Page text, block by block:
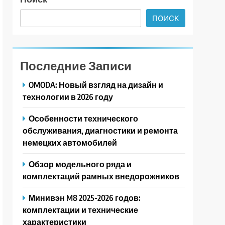
ПОИСК
Последние Записи
OMODA: Новый взгляд на дизайн и
технологии в 2026 году
Особенности технического
обслуживания, диагностики и ремонта
немецких автомобилей
Обзор модельного ряда и
комплектаций рамных внедорожников
Минивэн M8 2025-2026 годов:
комплектации и технические
характеристики